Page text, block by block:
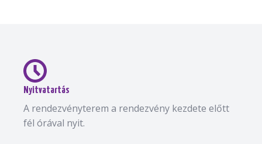
Nyitvatartás
A rendezvényterem a rendezvény kezdete előtt
fél órával nyit.